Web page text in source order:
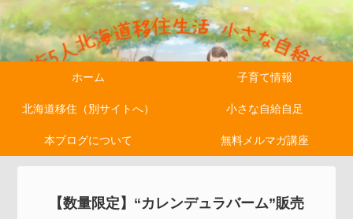
ホーム 子育て情報
北海道移住（別サイトへ） 小さな自給自足
本ブログについて 無料メルマガ講座
【数量限定】“カレンデュラバーム”販売